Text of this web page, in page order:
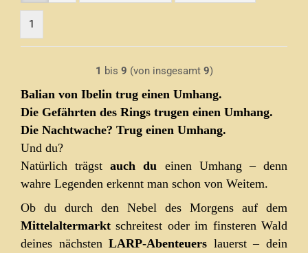
1
1 bis 9 (von insgesamt 9)
Balian von Ibelin trug einen Umhang.
Die Gefährten des Rings trugen einen Umhang.
Die Nachtwache? Trug einen Umhang.
Und du?
Natürlich trägstauch du einen Umhang – denn
wahre Legenden erkennt man schon von Weitem.
Ob du durch den Nebel des Morgens auf dem
Mittelaltermarkt schreitest oder im finsteren Wald
deines nächstenLARP-Abenteuers lauerst – dein